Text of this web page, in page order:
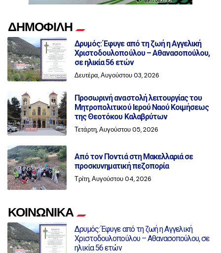
ΔΗΜΟΦΙΛΗ
Δρυμός: Έφυγε από τη ζωή η Αγγελική
Χριστοδουλοπούλου – Αθανασοπούλου,
σε ηλικία 56 ετών
Δευτέρα, Αυγούστου 03, 2026
Προσωρινή αναστολή λειτουργίας του
Μητροπολιτικού Ιερού Ναού Κοιμήσεως
της Θεοτόκου Καλαβρύτων
Τετάρτη, Αυγούστου 05, 2026
Από τον Ποντιά στη Μακελλαριά σε
προσκυνηματική πεζοπορία
Τρίτη, Αυγούστου 04, 2026
ΚΟΙΝΩΝΙΚΑ
Δρυμός: Έφυγε από τη ζωή η Αγγελική
Χριστοδουλοπούλου – Αθανασοπούλου, σε
ηλικία 56 ετών